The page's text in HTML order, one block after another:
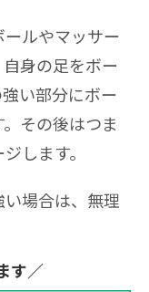
ルやマッサー
身の足をボー
い部分にボー
その後はつま
します。
場合は、無理
す／